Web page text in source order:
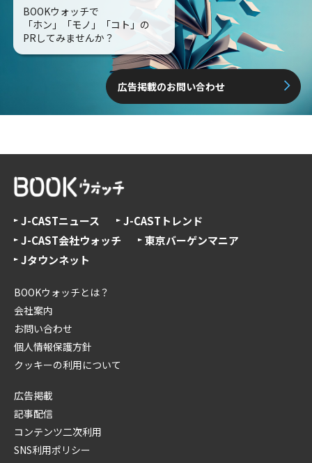
BOOKウォッチで
「ホン」「モノ」「コト」の
PRしてみませんか？
広告掲載のお問い合わせ
J-CASTニュース
J-CASTトレンド
J-CAST会社ウォッチ
東京バーゲンマニア
Jタウンネット
BOOKウォッチとは？
会社案内
お問い合わせ
個人情報保護方針
クッキーの利用について
広告掲載
記事配信
コンテンツ二次利用
SNS利用ポリシー